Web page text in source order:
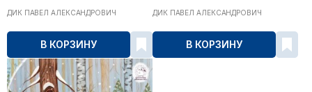
ДИК ПАВЕЛ АЛЕКСАНДРОВИЧ
В КОРЗИНУ
ДИК ПАВЕЛ АЛЕКСАНДРОВИЧ
В КОРЗИНУ